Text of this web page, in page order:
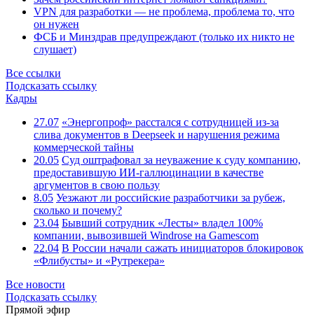
VPN для разработки — не проблема, проблема то, что
он нужен
ФСБ и Минздрав предупреждают (только их никто не
слушает)
Все ссылки
Подсказать ссылку
Кадры
27.07 «Энергопроф» расстался с сотрудницей из-за
слива документов в Deepseek и нарушения режима
коммерческой тайны
20.05 Суд оштрафовал за неуважение к суду компанию,
предоставившую ИИ-галлюцинации в качестве
аргументов в свою пользу
8.05 Уезжают ли российские разработчики за рубеж,
сколько и почему?
23.04 Бывший сотрудник «Лесты» владел 100%
компании, вывозившей Windrose на Gamescom
22.04 В России начали сажать инициаторов блокировок
«Флибусты» и «Рутрекера»
Все новости
Подсказать ссылку
Прямой эфир